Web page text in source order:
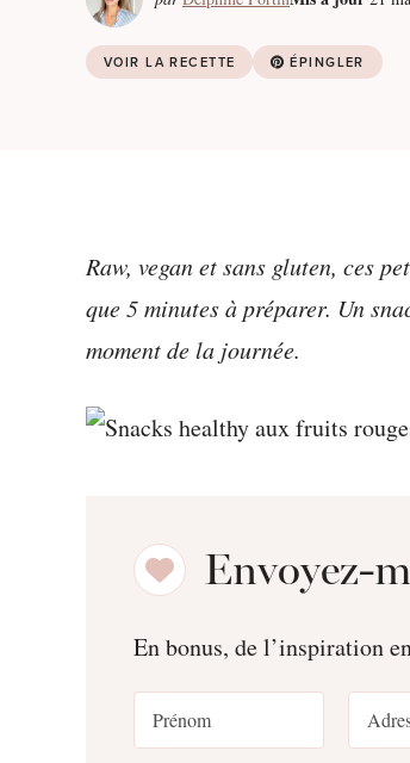
VOIR LA RECETTE ÉPINGLER
Raw, vegan et sans gluten, ces
que 5 minutes à préparer. Un
moment de la journée.
Envoyez-
En bonus, de l’inspiration